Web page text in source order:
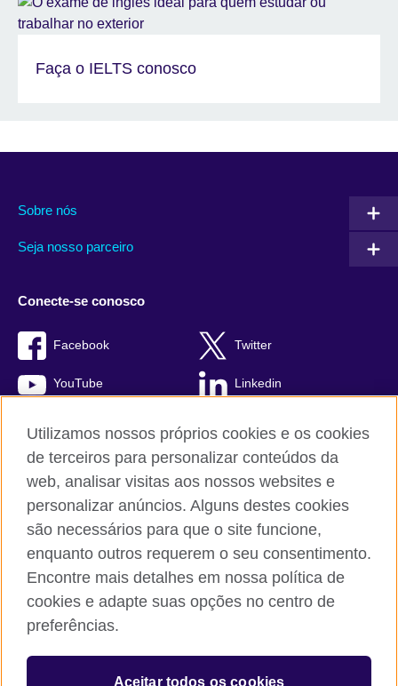
Faça o IELTS conosco
Sobre nós
Seja nosso parceiro
Conecte-se conosco
Facebook Twitter
YouTube Linkedin
British Council global
Comentários e reclamações
Política de privacidade e termos de uso
© 2026 British Council
The United Kingdom’s international organisation for cultural
Utilizamos nossos próprios cookies e os cookies
de terceiros para personalizar conteúdos da
web, analisar visitas aos nossos websites e
personalizar anúncios. Alguns destes cookies
são necessários para que o site funcione,
enquanto outros requerem o seu consentimento.
Encontre mais detalhes em nossa política de
cookies e adapte suas opções no centro de
preferências.
Aceitar todos os cookies